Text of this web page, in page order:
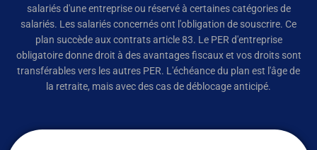
salariés d'une entreprise ou réservé à certaines catégories de
salariés. Les salariés concernés ont l'obligation de souscrire. Ce
plan succède aux contrats article 83. Le PER d'entreprise
obligatoire donne droit à des avantages fiscaux et vos droits sont
transférables vers les autres PER. L'échéance du plan est l'âge de
la retraite, mais avec des cas de déblocage anticipé.